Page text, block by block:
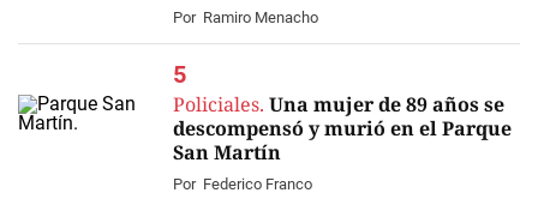
Por Ramiro Menacho
Policiales. Una mujer de 89 años se
descompensó y murió en el Parque
San Martín
Por Federico Franco